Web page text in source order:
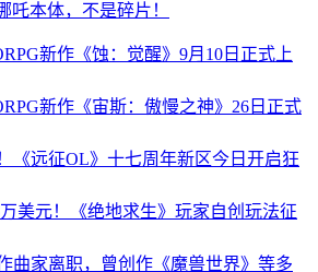
吒本体，不是碎片！
新作《蚀：觉醒》9月10日正式上
新作《宙斯：傲慢之神》26日正式
《远征OL》十七周年新区今日开启狂
美元！《绝地求生》玩家自创玩法征
曲家离职，曾创作《魔兽世界》等多